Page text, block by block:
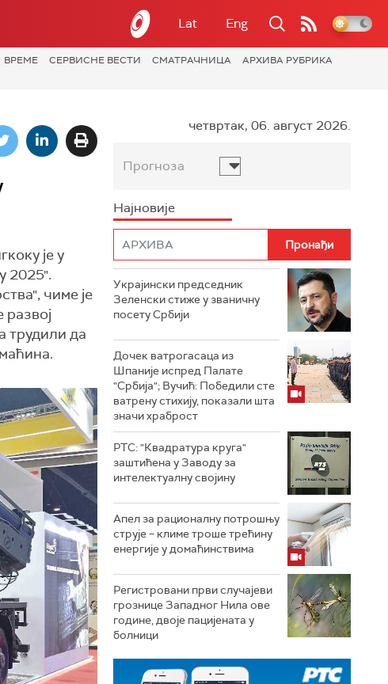
Lat Eng
ВРЕМЕ СЕРВИСНЕ ВЕСТИ СМАТРАЧНИЦА
АРХИВА РУБРИКА
је у
2025".
чиме је
трудили да
четвртак, 06. август 2026.
Прогноза
Најновије
Украјински председник
Зеленски стиже у званичну
посету Србији
Дочек ватрогасаца из
Шпаније испред Палате
"Србија"; Вучић: Победили сте
ватрену стихију, показали шта
значи храброст
РТС: "Квадратура круга"
заштићена у Заводу за
интелектуалну својину
Апел за рационалну потрошњу
струје – климе троше трећину
енергије у домаћинствима
Регистровани први случајеви
грознице Западног Нила ове
године, двоје пацијената у
болници